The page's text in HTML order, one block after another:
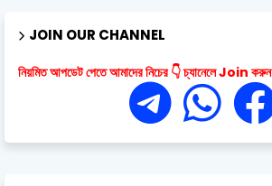
JOIN OUR CHANNEL
নিয়মিত আপডেট পেতে আমাদের নিচের 👇 চ্যানেলে Join করুন